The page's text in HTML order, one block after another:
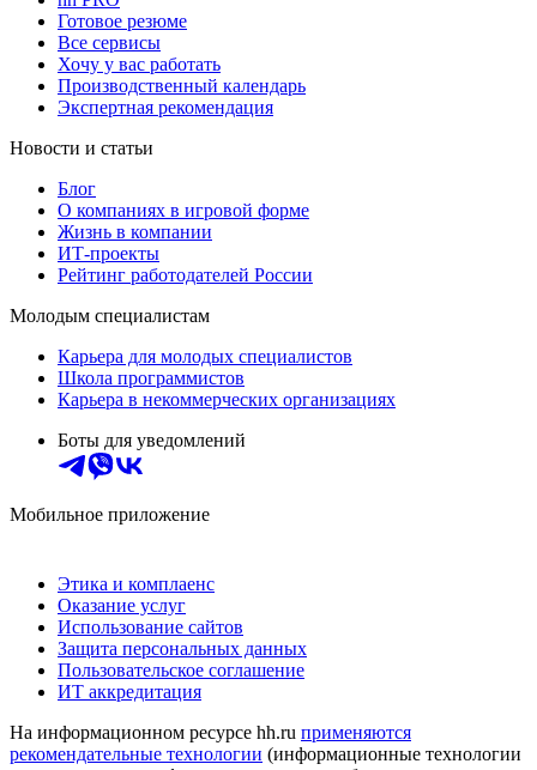
Готовое резюме
Все сервисы
Хочу у вас работать
Производственный календарь
Экспертная рекомендация
Новости и статьи
Блог
О компаниях в игровой форме
Жизнь в компании
ИТ-проекты
Рейтинг работодателей России
Молодым специалистам
Карьера для молодых специалистов
Школа программистов
Карьера в некоммерческих организациях
Боты для уведомлений
Мобильное приложение
Этика и комплаенс
Оказание услуг
Использование сайтов
Защита персональных данных
Пользовательское соглашение
ИТ аккредитация
На информационном ресурсе hh.ru применяются
рекомендательные технологии (информационные технологии